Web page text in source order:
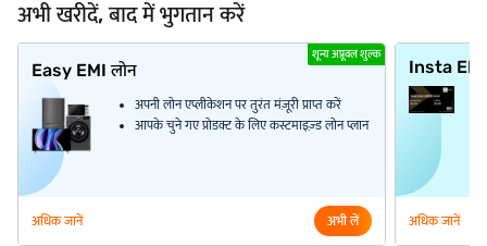
अभी खरीदें, बाद में भुगतान करें
शून्य अप्रूवल शुल्क
Easy EMI लोन
अपनी लोन एप्लीकेशन पर तुरंत मंज़ूरी प्राप्त करें
आपके चुने गए प्रोडक्ट के लिए कस्टमाइज़्ड लोन प्लान
अधिक जानें अभी लें
Insta
अधिक जानें